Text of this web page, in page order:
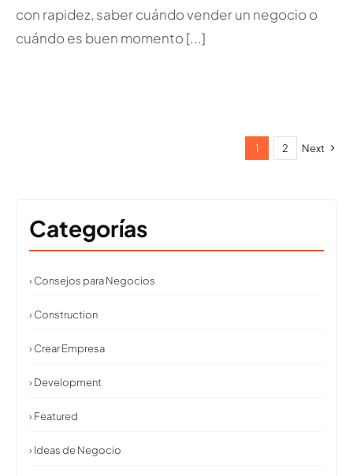
con rapidez, saber cuándo vender un negocio o
cuándo es buen momento [...]
1 2 Next
Categorías
› Consejos para Negocios
› Construction
› Crear Empresa
› Development
› Featured
› Ideas de Negocio